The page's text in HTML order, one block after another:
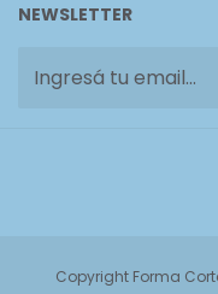
NEWSLETTER
Copyright Forma